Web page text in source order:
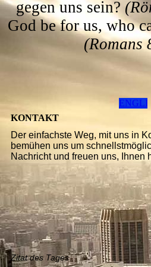
gegen uns sein?
God be for us, who
(Romans
KONTAKT
Der einfachste Weg, mit uns in
bemühen uns um
Nachricht und freuen uns, Ihnen
Zitat des Tages